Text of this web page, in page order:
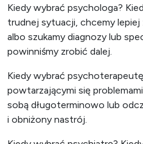
Kiedy wybrać psychologa?
trudnej sytuacji, chcemy
albo szukamy diagnozy lub
powinniśmy zrobić dalej.
Kiedy wybrać
powtarzającymi się
sobą długoterminowo lub
i obniżony nastrój.